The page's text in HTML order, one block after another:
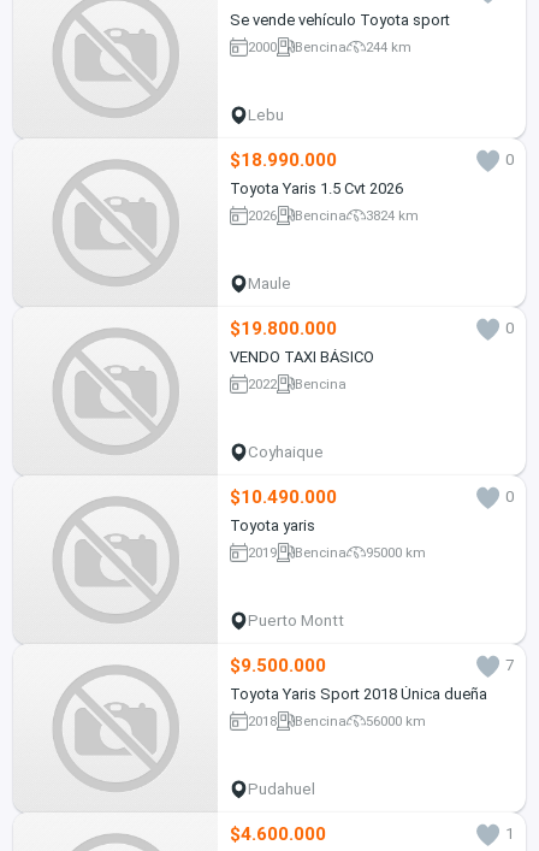
Se vende vehículo Toyota sport
2000 Bencina 244 km
Lebu
$18.990.000
0
Toyota Yaris 1.5 Cvt 2026
2026 Bencina 3824 km
Maule
$19.800.000
0
VENDO TAXI BÁSICO
2022 Bencina
Coyhaique
$10.490.000
0
Toyota yaris
2019 Bencina 95000 km
Puerto Montt
$9.500.000
7
Toyota Yaris Sport 2018 Única dueña
2018 Bencina 56000 km
Pudahuel
$4.600.000
1